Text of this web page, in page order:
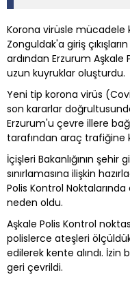
Korona virüsle mücadele
Zonguldak'a giriş
ardından Erzurum Aşkale
uzun kuyruklar oluşturdu.
Yeni tip korona virüs
son kararlar
Erzurum'u çevre illere
tarafından araç trafiğine
İçişleri Bakanlığının şehir
sınırlamasına ilişkin
Polis Kontrol
neden oldu.
Aşkale Polis Kontrol
polislerce ateşleri
edilerek kente alındı.
geri çevrildi.